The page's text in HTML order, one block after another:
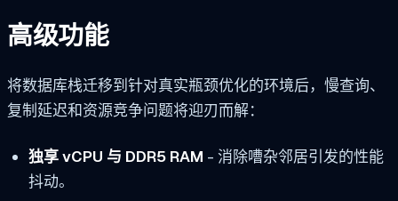
高级功能
将数据库栈迁移到针对真实瓶颈优化的环境后，慢查询、
复制延迟和资源竞争问题将迎刃而解：
独享 vCPU 与 DDR5 RAM - 消除嘈杂邻居引发的性能
抖动。